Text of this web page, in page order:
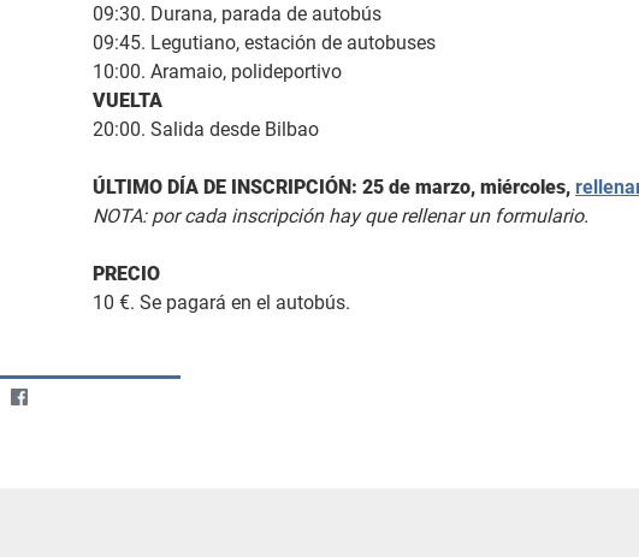
09:30. Durana, parada de autobús
09:45. Legutiano, estación de autobuses
10:00. Aramaio, polideportivo
VUELTA
20:00. Salida desde Bilbao
ÚLTIMO DÍA DE INSCRIPCIÓN: 25 de marzo, miércoles,
NOTA: por cada inscripción hay que rellenar un formulario.
PRECIO
10 €. Se pagará en el autobús.